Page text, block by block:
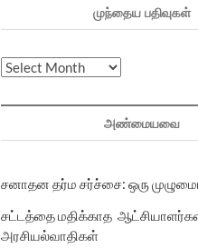
முந்தைய பதிவுகள்
முந்தைய
அண்மையவை
சனாதன தர்ம சர்ச்சை: ஒரு
சட்டத்தை மதிக்காத
அரசியல்வாதிகள்